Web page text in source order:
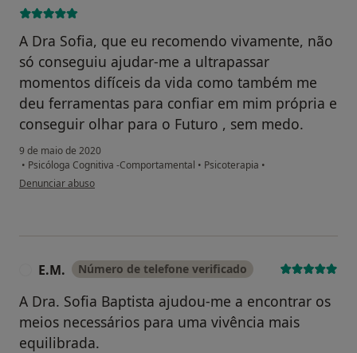
A Dra Sofia, que eu recomendo vivamente, não
só conseguiu ajudar-me a ultrapassar
momentos difíceis da vida como também me
deu ferramentas para confiar em mim própria e
conseguir olhar para o Futuro , sem medo.
9 de maio de 2020
• Psicóloga Cognitiva -Comportamental • Psicoterapia •
na opinião do utilizador Teresa Matos
Denunciar abuso
E.M. Número de telefone verificado
A Dra. Sofia Baptista ajudou-me a encontrar os
meios necessários para uma vivência mais
equilibrada.